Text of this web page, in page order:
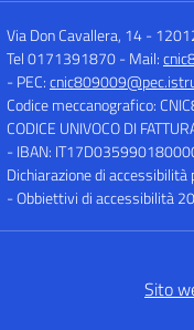
Via Don Cavallera, 14-
Tel 0171391870- Mail:
- PEC:
Codice meccanografico:
CODICE UNIVOCO DI
- IBAN:
Dichiarazione di
- Obbiettivi di accessibilità
Sito